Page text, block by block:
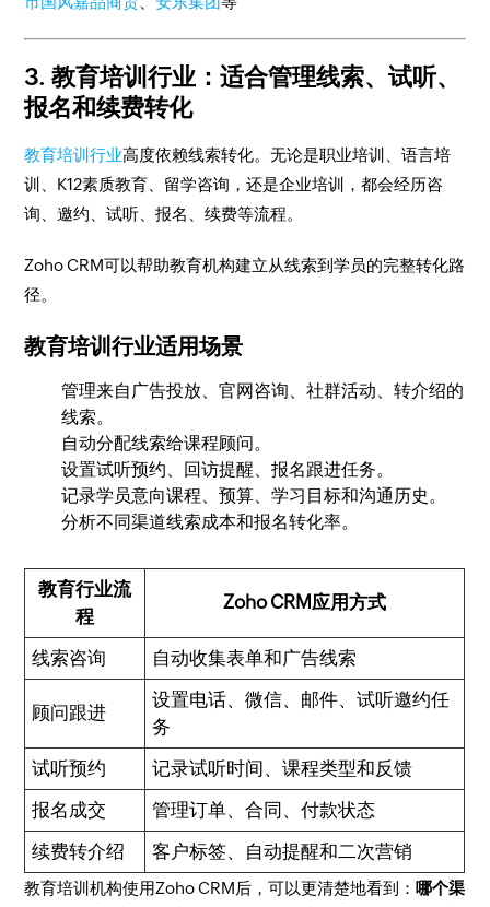
3. 教育培训行业：适合管理线索、试听、
报名和续费转化
教育培训行业高度依赖线索转化。无论是职业培训、语言培
训、K12素质教育、留学咨询，还是企业培训，都会经历咨
询、邀约、试听、报名、续费等流程。
Zoho CRM可以帮助教育机构建立从线索到学员的完整转化路
径。
教育培训行业适用场景
管理来自广告投放、官网咨询、社群活动、转介绍的
线索。
自动分配线索给课程顾问。
设置试听预约、回访提醒、报名跟进任务。
记录学员意向课程、预算、学习目标和沟通历史。
分析不同渠道线索成本和报名转化率。
教育行业流
程
Zoho CRM应用方式
线索咨询 自动收集表单和广告线索
顾问跟进
设置电话、微信、邮件、试听邀约任
务
试听预约
记录试听时间、课程类型和反馈
报名成交
管理订单、合同、付款状态
续费转介绍
客户标签、自动提醒和二次营销
教育培训机构使用Zoho CRM后，可以更清楚地看到：哪个渠